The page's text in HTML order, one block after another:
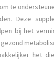
te
Deze
bij het
het